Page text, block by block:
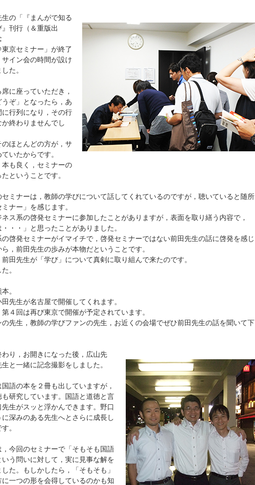
の「『まんがで知る
刊行（＆重版出
京セミナー」が終了
サイン会の時間が設け
た。
に座っていただき，
うぞ」となったら，あ
に行列になり，その行
終わりませんでし
のほとんどの方が，サ
いたからです。
本も良く，セミナーの
ということです。
セミナーは，教師の学びについて話してくれているのですが，聴いていると随所
ナー」を感じます。
ス系の啓発セミナーに参加したことがありますが，表面を取り繕う内容で，
・・・」と思ったことがありました。
の啓発セミナーがイマイチで，啓発セミナーではない前田先生の話に啓発を感じ
，前田先生の歩みが本物だということです。
田先生が「学び」について真剣に取り組んで来たのです。
。
。
先生が名古屋で開催してくれます。
４回は再び東京で開催が予定されています。
の先生，教師の学びファンの先生，お近くの会場でぜひ前田先生の話を聞いて下
わり，お開きになった後，広山先
と一緒に記念撮影をしました。
語の本を２冊も出していますが，
も研究しています。国語と道徳と言
先生がスッと浮かんできます。野口
深みのある先生へとさらに成長し
。
，今回のセミナーで「そもそも国語
いう問いに対して，実に見事な解を
た。もしかしたら，「そもそも」
一つの形を会得しているのかも知